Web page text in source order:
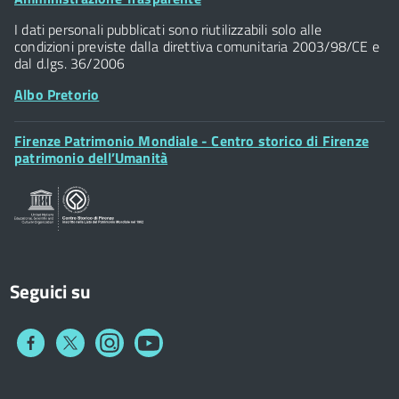
P.IVA 01307110484
Posta Elettronica Certificata
I dati personali pubblicati sono riutilizzabili solo alle
condizioni previste dalla direttiva comunitaria 2003/98/CE e
dal d.lgs. 36/2006
Albo Pretorio
Footer
Widget
Firenze Patrimonio Mondiale - Centro storico di Firenze
patrimonio dell’Umanità
Seguici su
Collegamento
Collegamento
a
Collegamento
a
Collegamento
a